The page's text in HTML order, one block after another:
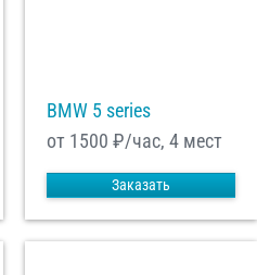
BMW 5 series
от 1500 ₽/час, 4 мест
Заказать